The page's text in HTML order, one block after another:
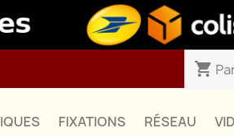
shopping_cart
FIXATIONS RÉSEAU